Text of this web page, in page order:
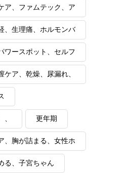
ア、ファムテック、ア
講座、セルフケア
、生理痛、ホルモンバ
ワースポット、セルフ
ケア、乾燥、尿漏れ、
更年期
、胸が詰まる、女性ホ
る、子宮ちゃん